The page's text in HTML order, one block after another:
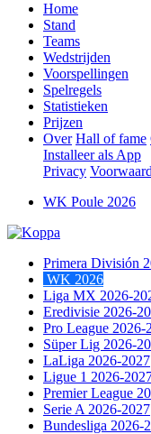
Home
Stand
Teams
Wedstrijden
Voorspellingen
Spelregels
Statistieken
Prijzen
Over Hall of fame
Installeer als App
Privacy
WK Poule 2026
Primera División
WK 2026
Liga MX 2026-
Eredivisie 2026-
Pro League 2026-
Süper Lig 2026-
LaLiga 2026-2027
Ligue 1 2026-
Premier League
Serie A 2026-2027
Bundesliga 2026-